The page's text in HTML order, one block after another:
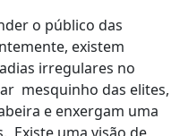
o público das
existem
irregulares no
mesquinho das elites,
e enxergam uma
Existe uma visão de